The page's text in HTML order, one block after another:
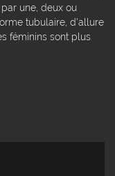
une, deux ou
tubulaire, d'allure
féminins sont plus